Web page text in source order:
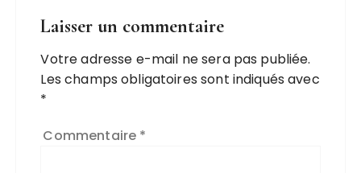
Laisser un commentaire
Votre adresse e-mail ne sera pas publiée.
Les champs obligatoires sont indiqués avec
*
Commentaire *